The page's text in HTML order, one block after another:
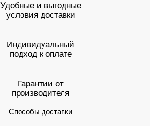
Удобные и выгодные
условия доставки
Индивидуальный
подход к оплате
Гарантии от
производителя
Способы доставки